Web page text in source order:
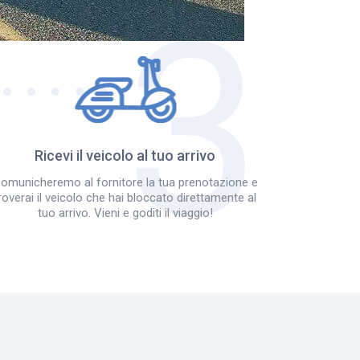
Ricevi il veicolo al tuo arrivo
al fornitore la tua prenotazione e
il veicolo che hai bloccato direttamente al
tuo arrivo. Vieni e goditi il viaggio!